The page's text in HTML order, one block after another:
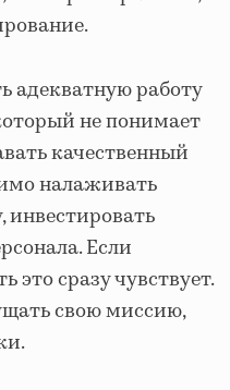
адекватную работу
не понимает
качественный
налаживать
инвестировать
Если
это сразу чувствует.
свою миссию,